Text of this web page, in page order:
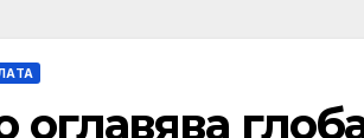
оглавява